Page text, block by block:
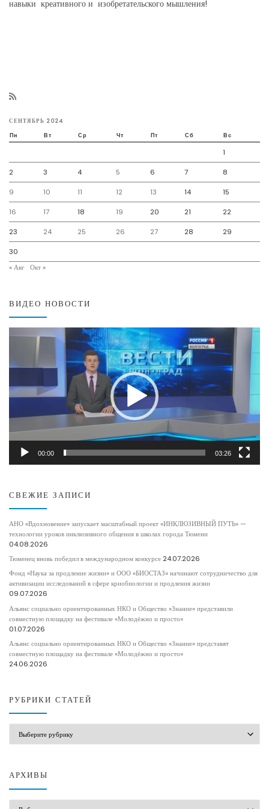
навыки креативного и изобретательского мышления!
СЕНТЯБРЬ 2024
Пн Вт Ср Чт Пт Сб Вс
1
2 3 4 5 6 7 8
9 10 11 12 13 14 15
16 17 18 19 20 21 22
23 24 25 26 27 28 29
30
« Авг Окт »
ВИДЕО НОВОСТИ
00:00 03:26
СВЕЖИЕ ЗАПИСИ
АНО «Вдохновение» запускает масштабный проект «ИНКЛЮЗИВНЫЙ ПУТЬ» —
технологии уроков инклюзивного общения в школах города Тюмени
04.08.2026
Тюменец вновь победил в международном конкурсе 24.07.2026
Фонд «Наука за продление жизни» и ООО «БИОСТАЗ» начинают сотрудничество для
активизации исследований в сфере криобиологии и продления жизни
09.07.2026
Альянс социально ориентированных НКО и Общество «Знание» представили
совместную площадку на фестивале «Молодёжно и просто»
01.07.2026
Альянс социально ориентированных НКО и Общество «Знание» представят
совместную площадку на фестивале «Молодёжно и просто»
24.06.2026
РУБРИКИ СТАТЕЙ
АРХИВЫ